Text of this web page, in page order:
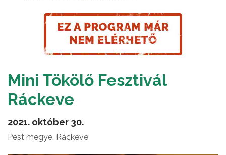
Mini Tökölő Fesztivál
Ráckeve
2021. október 30.
Pest megye, Ráckeve